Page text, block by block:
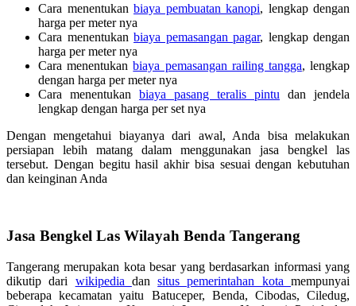
Cara menentukan biaya pembuatan kanopi, lengkap dengan
harga per meter nya
Cara menentukan biaya pemasangan pagar, lengkap dengan
harga per meter nya
Cara menentukanbiaya pemasangan railing tangga, lengkap
dengan harga per meter nya
Cara menentukan biaya pasang teralis pintu dan jendela
lengkap dengan harga per set nya
Dengan mengetahui biayanya dari awal, Anda bisa melakukan
persiapan lebih matang dalam menggunakan jasa bengkel las
tersebut. Dengan begitu hasil akhir bisa sesuai dengan kebutuhan
dan keinginan Anda
Jasa Bengkel Las Wilayah Benda Tangerang
Tangerang merupakan kota besar yang berdasarkan informasi yang
dikutip dari wikipedia dansitus pemerintahan kotamempunyai
beberapa kecamatan yaitu Batuceper, Benda, Cibodas, Ciledug,